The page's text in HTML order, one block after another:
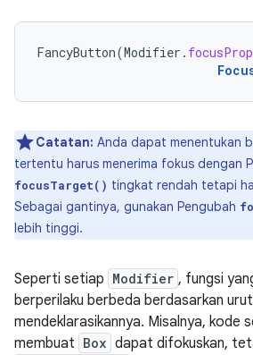
FancyButton(Modifier .
Catatan: Anda dapat menentukan
tertentu harus menerima fokus dengan
focusTarget() tingkat rendah tetapi
Sebagai gantinya, gunakan Pengubah
lebih tinggi.
Seperti setiap Modifier , fungsi
berperilaku berbeda berdasarkan
mendeklarasikannya. Misalnya, kode
membuat Box dapat difokuskan,